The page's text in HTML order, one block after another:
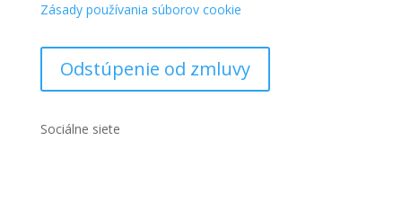
Zásady používania súborov cookie
Odstúpenie od zmluvy
Sociálne siete